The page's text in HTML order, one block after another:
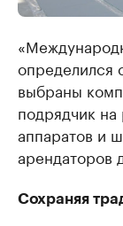
определился
выбраны
подрядчик
аппаратов и
арендаторов
Сохраняя